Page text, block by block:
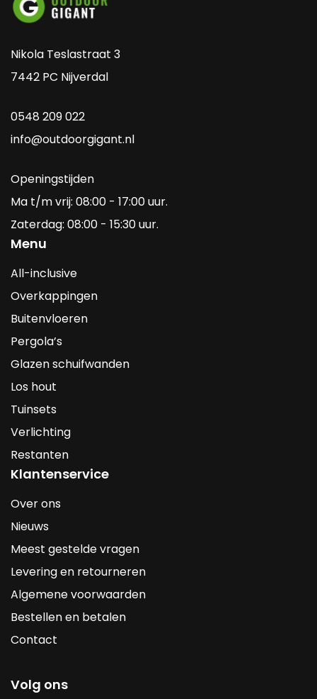
Nikola Teslastraat 3
7442 PC Nijverdal
0548 209 022
info@outdoorgigant.nl
Openingstijden
Ma t/m vrij: 08:00 - 17:00 uur.
Zaterdag: 08:00 - 15:30 uur.
Menu
All-inclusive
Overkappingen
Buitenvloeren
Pergola’s
Glazen schuifwanden
Los hout
Tuinsets
Verlichting
Restanten
Klantenservice
Over ons
Nieuws
Meest gestelde vragen
Levering en retourneren
Algemene voorwaarden
Bestellen en betalen
Contact
Volg ons